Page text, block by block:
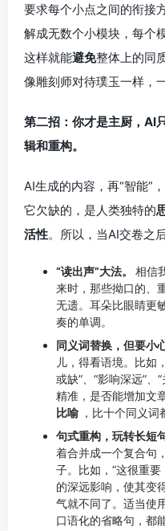
要求每个小点之间的衔接
解成无数个小模块，每个
这样就能避免整体上的同
像雕刻师对待璞玉一样，
第二招：你才是主厨，
辑和重构。
AI生成的内容，再“智能”
它欠缺的，是人类独特的
活性。所以，当AI交卷之
“读出声”大法。 相信
来时，那些拗口的、
无遗。耳朵比眼睛更
奏的单调。
同义词替换，但要小
儿，得看语境。比如
或缺”、“影响深远”、
精准，是否能增加文
比喻 ，比十个同义词
句式重构，玩转长短
着合并成一个复合句
子。比如，“这很重要
的深远影响，使其变
气就不同了。适当使
口语化的省略句，都